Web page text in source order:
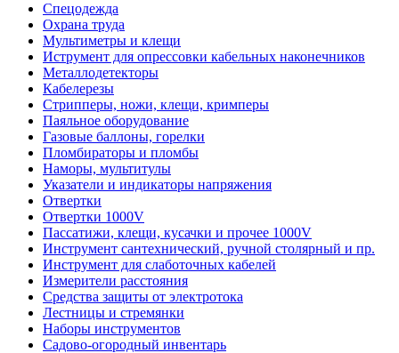
Спецодежда
Охрана труда
Мультиметры и клещи
Иструмент для опрессовки кабельных наконечников
Металлодетекторы
Кабелерезы
Стрипперы, ножи, клещи, кримперы
Паяльное оборудование
Газовые баллоны, горелки
Пломбираторы и пломбы
Наморы, мультитулы
Указатели и индикаторы напряжения
Отвертки
Отвертки 1000V
Пассатижи, клещи, кусачки и прочее 1000V
Инструмент сантехнический, ручной столярный и пр.
Инструмент для слаботочных кабелей
Измерители расстояния
Средства защиты от электротока
Лестницы и стремянки
Наборы инструментов
Садово-огородный инвентарь